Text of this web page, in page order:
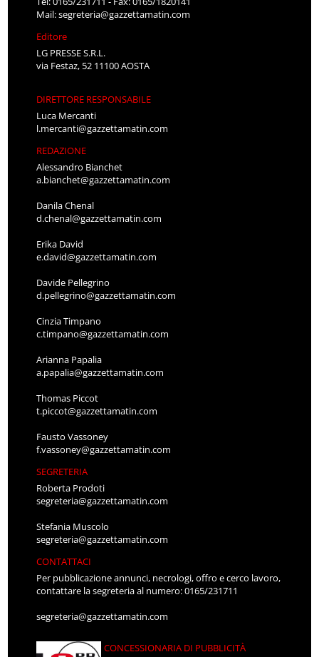
Mail:segreteria@gazzettamatin.com
Editore
LG PRESSE S.R.L.
via Festaz, 52 11100 AOSTA
DIRETTORE RESPONSABILE
Luca Mercanti
l.mercanti@gazzettamatin.com
REDAZIONE
Alessandro Bianchet
a.bianchet@gazzettamatin.com
Danila Chenal
d.chenal@gazzettamatin.com
Erika David
e.david@gazzettamatin.com
Davide Pellegrino
d.pellegrino@gazzettamatin.com
Cinzia Timpano
c.timpano@gazzettamatin.com
Arianna Papalia
a.papalia@gazzettamatin.com
Thomas Piccot
t.piccot@gazzettamatin.com
Fausto Vassoney
f.vassoney@gazzettamatin.com
SEGRETERIA
Roberta Prodoti
segreteria@gazzettamatin.com
Stefania Muscolo
segreteria@gazzettamatin.com
CONTATTACI
Per pubblicazione annunci, necrologi, offro e cerco lavoro,
contattare la segreteria al numero: 0165/231711
segreteria@gazzettamatin.com
CONCESSIONARIA DI PUBBLICITÀ